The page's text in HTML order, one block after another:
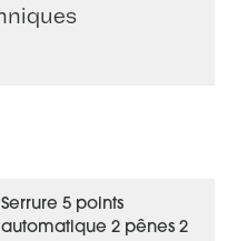
Serrure 5 points
automatique 2 pênes 2